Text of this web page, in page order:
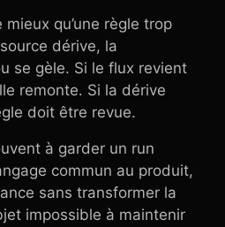
qu’une règle trop
dérive, la
se gèle. Si le flux revient
remonte. Si la dérive
doit être revue.
à garder un run
commun au produit,
sans transformer la
impossible à maintenir